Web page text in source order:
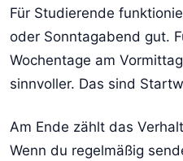
Für Studierende
oder Sonntagabend gut.
Wochentage am
sinnvoller. Das sind
Am Ende zählt das
Wenn du regelmäßig